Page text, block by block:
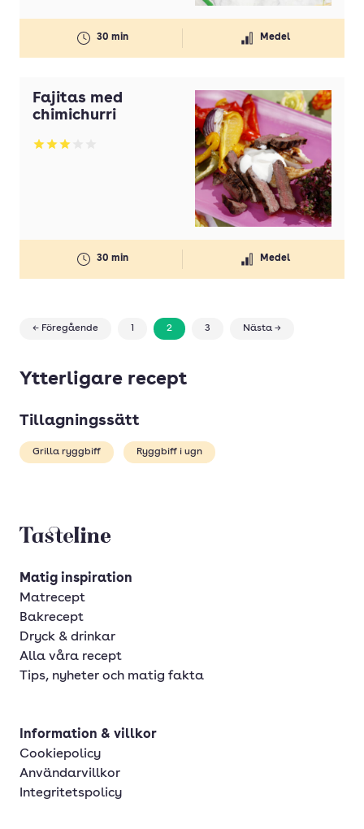
30 min Medel
Fajitas med
chimichurri
Betyg: 3 av 5
30 min Medel
← Föregående 1 2 3 Nästa →
Ytterligare recept
Tillagningssätt
Grilla ryggbiff Ryggbiff i ugn
Tasteline startsida
Matig inspiration
Matrecept
Bakrecept
Dryck & drinkar
Alla våra recept
Tips, nyheter och matig fakta
Information & villkor
Cookiepolicy
Användarvillkor
Integritetspolicy